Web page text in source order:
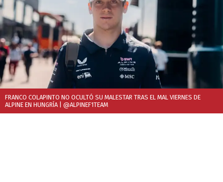
FRANCO COLAPINTO NO OCULTÓ SU MALESTAR TRAS EL MAL VIERNES DE
ALPINE EN HUNGRÍA | @ALPINEF1TEAM